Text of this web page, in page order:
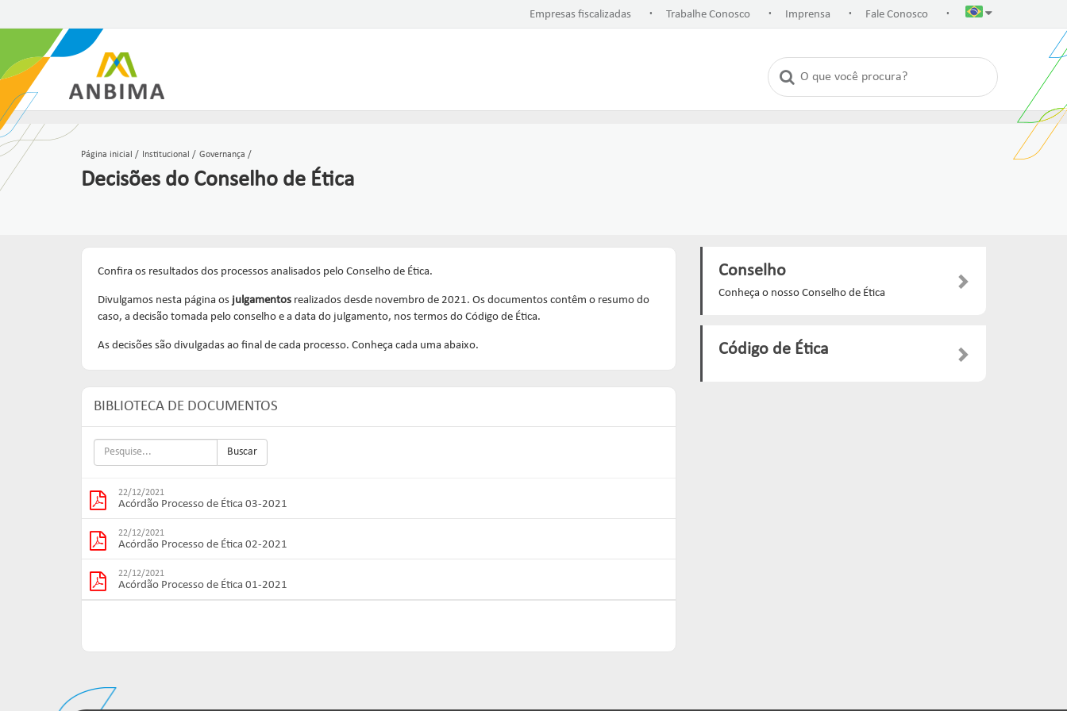
Empresas fiscalizadas . Trabalhe Conosco . Imprensa . Fale Conosco .
Página inicial Institucional Governança
Decisões do Conselho de Ética
Confira os resultados dos processos analisados pelo Conselho de Ética.
Divulgamos nesta página os julgamentos realizados desde novembro de 2021. Os documentos contêm o resumo do
caso, a decisão tomada pelo conselho e a data do julgamento, nos termos do Código de Ética.
As decisões são divulgadas ao final de cada processo. Conheça cada uma abaixo.
BIBLIOTECA DE DOCUMENTOS
Buscar
22/12/2021
Acórdão Processo de Ética 03-2021
22/12/2021
Acórdão Processo de Ética 02-2021
22/12/2021
Acórdão Processo de Ética 01-2021
Conselho
Conheça o nosso Conselho de Ética
Código de Ética